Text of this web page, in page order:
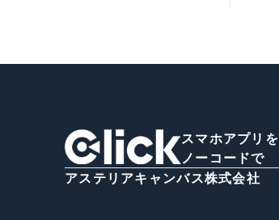
式会社シャイン
ノーコード合宿
開催
NoCode Japa
n株式会社と株
スマホアプリを
ノーコードで
アステリアキャンバス株式会社